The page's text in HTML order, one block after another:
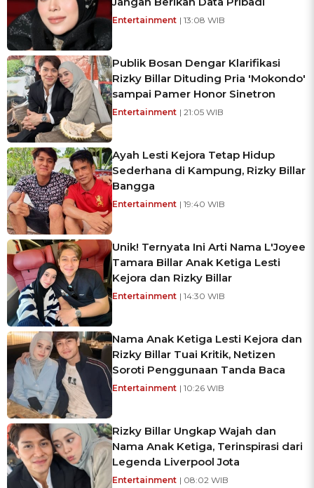
Entertainment | 13:08 WIB
Publik Bosan Dengar Klarifikasi
Rizky Billar Dituding Pria 'Mokondo'
sampai Pamer Honor Sinetron
Entertainment | 21:05 WIB
Ayah Lesti Kejora Tetap Hidup
Sederhana di Kampung, Rizky Billar
Bangga
Entertainment | 19:40 WIB
Unik! Ternyata Ini Arti Nama L'Joyee
Tamara Billar Anak Ketiga Lesti
Kejora dan Rizky Billar
Entertainment | 14:30 WIB
Nama Anak Ketiga Lesti Kejora dan
Rizky Billar Tuai Kritik, Netizen
Soroti Penggunaan Tanda Baca
Entertainment | 10:26 WIB
Rizky Billar Ungkap Wajah dan
Nama Anak Ketiga, Terinspirasi dari
Legenda Liverpool Jota
Entertainment | 08:02 WIB